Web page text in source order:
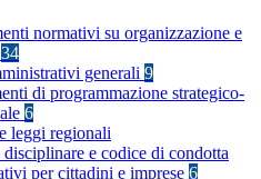
normativi su organizzazione e
34
generali 9
di programmazione strategico-
6
leggi regionali
e codice di condotta
per cittadini e imprese 6